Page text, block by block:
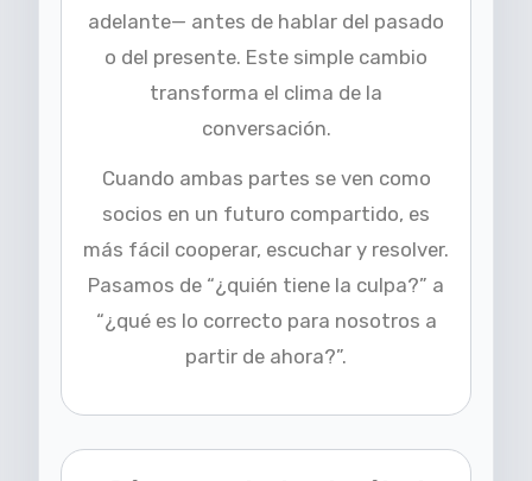
adelante— antes de hablar del pasado
o del presente. Este simple cambio
transforma el clima de la
conversación.
Cuando ambas partes se ven como
socios en un futuro compartido, es
más fácil cooperar, escuchar y resolver.
Pasamos de “¿quién tiene la culpa?” a
“¿qué es lo correcto para nosotros a
partir de ahora?”.